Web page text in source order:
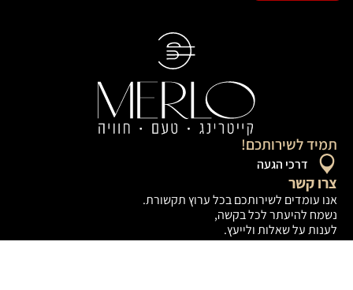
תמיד לשירותכם!
דרכי הגעה
צרו קשר
אנו עומדים לשירותכם בכל ערוץ תקשורת.
נשמח להיעתר לכל בקשה,
לענות על שאלות ולייעץ.
054-7672422